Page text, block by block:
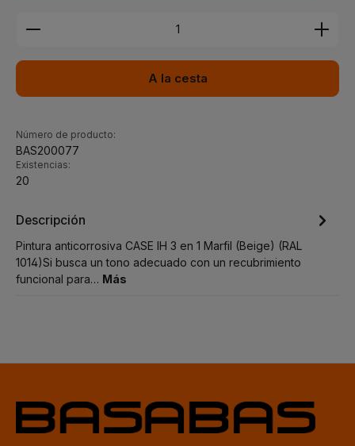
Cantidad del producto: introduce la cantidad
A la cesta
Número de producto:
BAS200077
Existencias:
20
Descripción
Pintura anticorrosiva CASE IH 3 en 1 Marfil (Beige) (RAL
1014)Si busca un tono adecuado con un recubrimiento
funcional para… Más